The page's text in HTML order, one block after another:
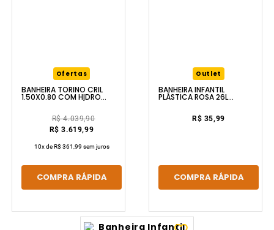
Ofertas
BANHEIRA TORINO CRIL
1.50X0.80 COM HIDRO
BRANCA AQUAPLÁS
R$ 4.039,90
R$ 3.619,99
10x deR$ 361,99 sem juros
COMPRA RÁPIDA
Outlet
BANHEIRA INFANTIL
PLÁSTICA ROSA 26L
R$ 35,99
COMPRA RÁPIDA